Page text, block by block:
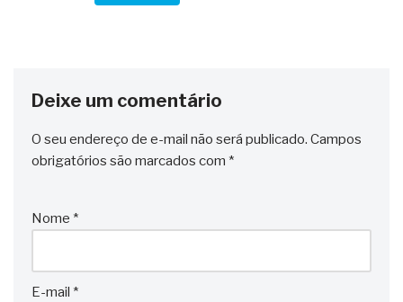
Deixe um comentário
O seu endereço de e-mail não será publicado. Campos
obrigatórios são marcados com *
Nome *
E-mail *